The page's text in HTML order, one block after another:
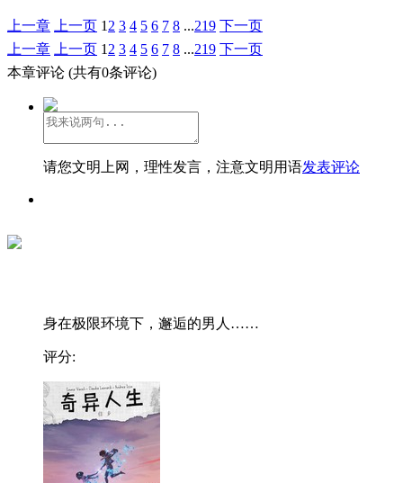
上一章 上一页 1 2 3 4 5 6 7 8 ...219 下一页
上一章
上一页 1 2 3 4 5 6 7 8 ...219 下一页
本章评论 (共有0条评论)
请您文明上网，理性发言，注意文明用语发表评论
身在极限环境下，邂逅的男人……
评分: